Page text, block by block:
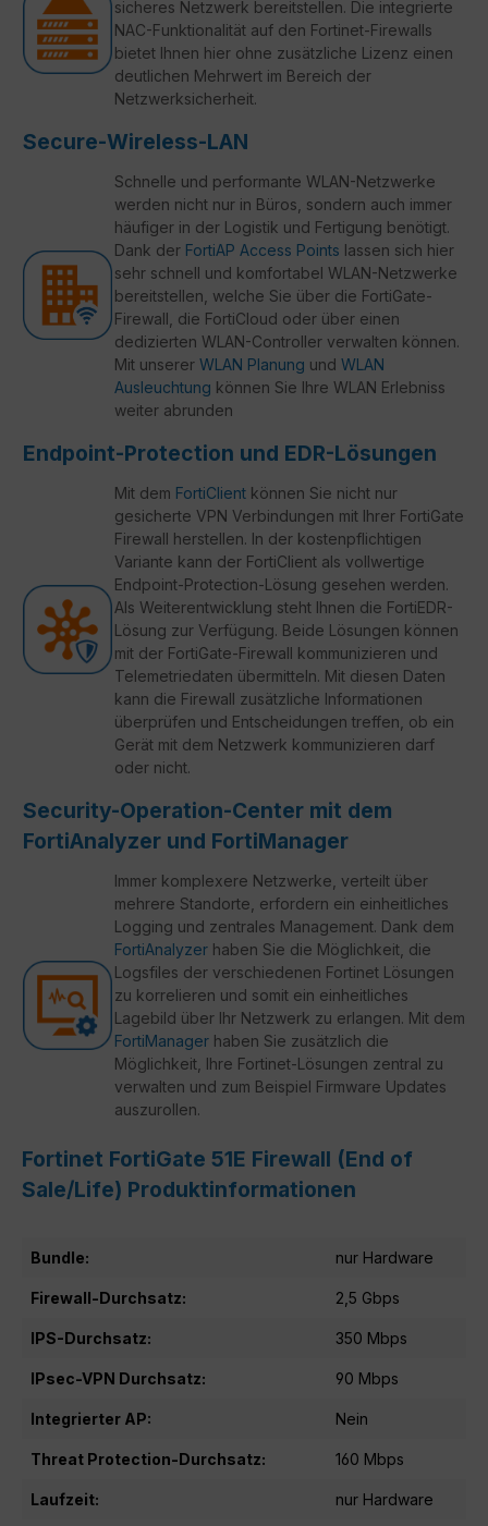
sicheres Netzwerk bereitstellen. Die integrierte
NAC-Funktionalität auf den Fortinet-Firewalls
bietet Ihnen hier ohne zusätzliche Lizenz einen
deutlichen Mehrwert im Bereich der
Netzwerksicherheit.
Secure-Wireless-LAN
Schnelle und performante WLAN-Netzwerke
werden nicht nur in Büros, sondern auch immer
häufiger in der Logistik und Fertigung benötigt.
Dank der FortiAP Access Points lassen sich hier
sehr schnell und komfortabel WLAN-Netzwerke
bereitstellen, welche Sie über die FortiGate-
Firewall, die FortiCloud oder über einen
dedizierten WLAN-Controller verwalten können.
Mit unserer WLAN Planung und WLAN
Ausleuchtung können Sie Ihre WLAN Erlebniss
weiter abrunden
Endpoint-Protection und EDR-Lösungen
Mit dem FortiClient können Sie nicht nur
gesicherte VPN Verbindungen mit Ihrer FortiGate
Firewall herstellen. In der kostenpflichtigen
Variante kann der FortiClient als vollwertige
Endpoint-Protection-Lösung gesehen werden.
Als Weiterentwicklung steht Ihnen die FortiEDR-
Lösung zur Verfügung. Beide Lösungen können
mit der FortiGate-Firewall kommunizieren und
Telemetriedaten übermitteln. Mit diesen Daten
kann die Firewall zusätzliche Informationen
überprüfen und Entscheidungen treffen, ob ein
Gerät mit dem Netzwerk kommunizieren darf
oder nicht.
Security-Operation-Center mit dem
FortiAnalyzer und FortiManager
Immer komplexere Netzwerke, verteilt über
mehrere Standorte, erfordern ein einheitliches
Logging und zentrales Management. Dank dem
FortiAnalyzer haben Sie die Möglichkeit, die
Logsfiles der verschiedenen Fortinet Lösungen
zu korrelieren und somit ein einheitliches
Lagebild über Ihr Netzwerk zu erlangen. Mit dem
FortiManager haben Sie zusätzlich die
Möglichkeit, Ihre Fortinet-Lösungen zentral zu
verwalten und zum Beispiel Firmware Updates
auszurollen.
Fortinet FortiGate 51E Firewall (End of
Sale/Life) Produktinformationen
Bundle: nur Hardware
Firewall-Durchsatz: 2,5 Gbps
IPS-Durchsatz: 350 Mbps
IPsec-VPN Durchsatz: 90 Mbps
Integrierter AP: Nein
Threat Protection-Durchsatz: 160 Mbps
Laufzeit: nur Hardware